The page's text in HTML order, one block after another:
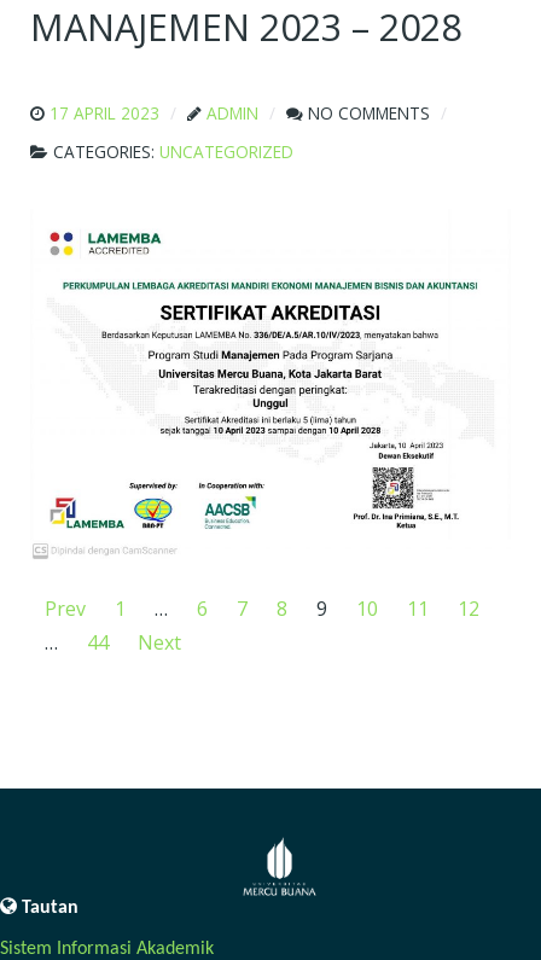
MANAJEMEN 2023 – 2028
17 APRIL 2023 ADMIN
NO COMMENTS
CATEGORIES: UNCATEGORIZED
Prev 1 … 6 7 8 9 10 11
12
…
44 Next
Tautan
Sistem Informasi Akademik